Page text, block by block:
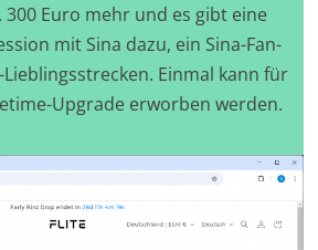
Euro mehr und es gibt eine
mit Sina dazu, ein Sina-Fan-
Einmal kann für
Upgrade erworben werden.